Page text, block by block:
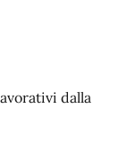
dalla